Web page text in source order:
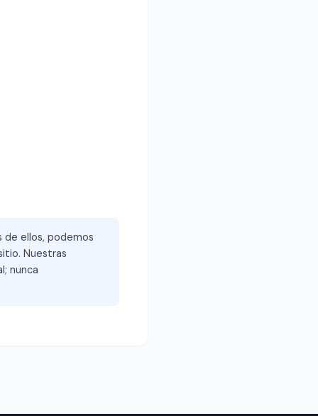
de ellos, podemos
Nuestras
nunca